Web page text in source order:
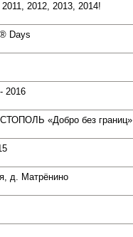
2012, 2013, 2014!
Days
2016
«Добро без границ»
д. Матрёнино